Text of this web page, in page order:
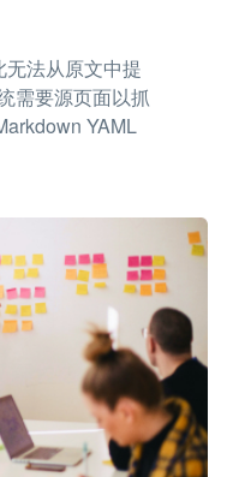
法从原文中提
需要源页面以抓
YAML